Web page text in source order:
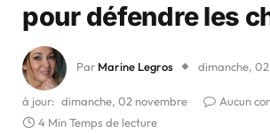
pour défendre les
Par Marine Legros dimanche,
à jour: dimanche, 02 novembre
Aucun
4 Min Temps de lecture